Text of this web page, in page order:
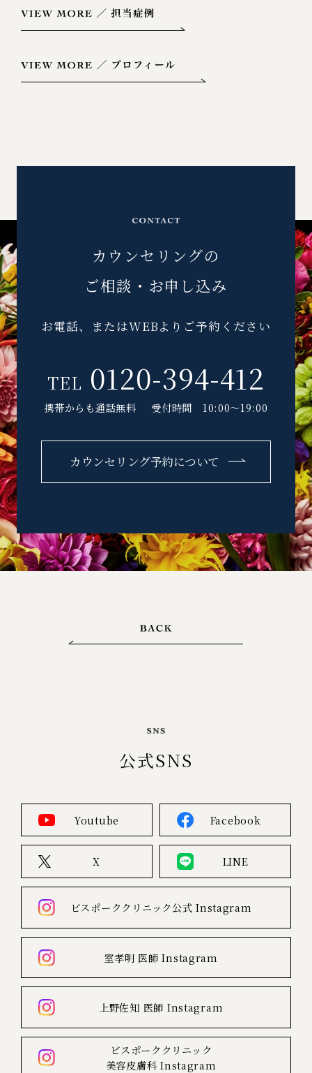
カウンセリングの
ご相談・お申し込み
お電話、またはWEBよりご予約ください
TEL 0120-394-412
携帯からも通話無料 受付時間 10:00～19:00
カウンセリング予約について
公式SNS
Youtube Facebook
X LINE
ビスポーククリニック公式 Instagram
室孝明 医師 Instagram
上野佐知 医師 Instagram
ビスポーククリニック
美容皮膚科 Instagram